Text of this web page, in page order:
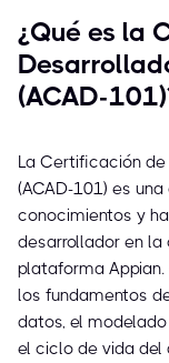
¿Qué es la
(ACAD-
La Certificación
(ACAD-101) es
conocimientos y
desarrollador en
plataforma
los fundamentos
datos, el
el ciclo de vida del